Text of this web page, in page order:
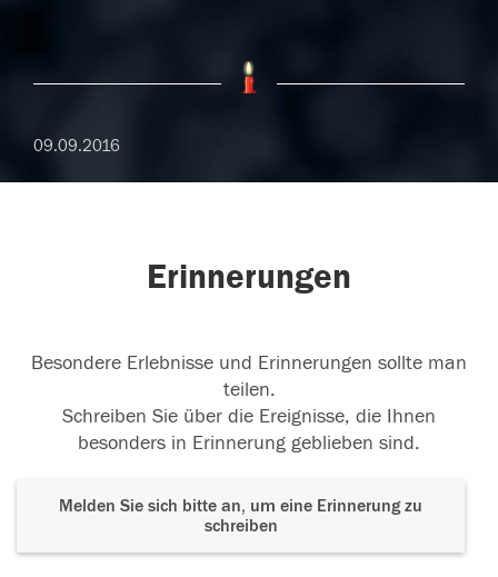
09.09.2016
Erinnerungen
Besondere Erlebnisse und Erinnerungen sollte man
teilen.
Schreiben Sie über die Ereignisse, die Ihnen
besonders in Erinnerung geblieben sind.
Melden Sie sich bitte an, um eine Erinnerung zu
schreiben